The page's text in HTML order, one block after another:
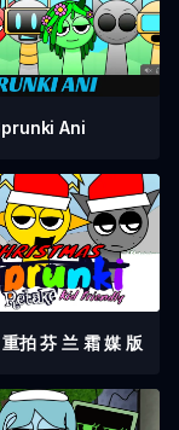
Ani
拍 芬 兰 霜 媒 版